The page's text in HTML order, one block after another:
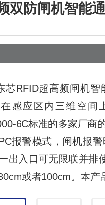
双防闸机智能
芯RFID超高频闸机智
感应区内三维空间
6C标准的多家厂商
报警模式，闸机报
出入口可无限联并排
或者100cm。本产